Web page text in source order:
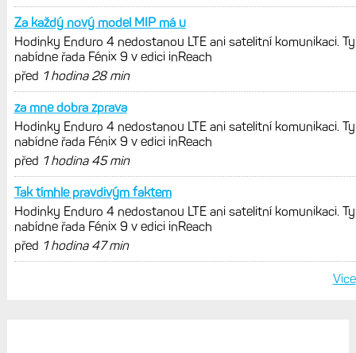
Za každý nový model MIP má u
Hodinky Enduro 4 nedostanou LTE ani satelitní komunikaci. Ty
nabídne řada Fénix 9 v edici inReach
před 1 hodina 28 min
za mne dobra zprava
Hodinky Enduro 4 nedostanou LTE ani satelitní komunikaci. Ty
nabídne řada Fénix 9 v edici inReach
před 1 hodina 45 min
Tak tímhle pravdivým faktem
Hodinky Enduro 4 nedostanou LTE ani satelitní komunikaci. Ty
nabídne řada Fénix 9 v edici inReach
před 1 hodina 47 min
Více